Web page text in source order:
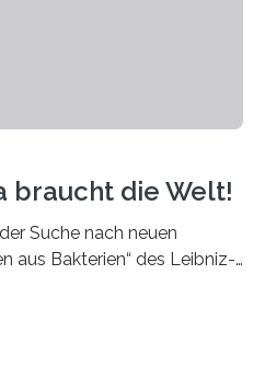
braucht die Welt!
Suche nach neuen
aus Bakterien“ des Leibniz-
besorgniserregende